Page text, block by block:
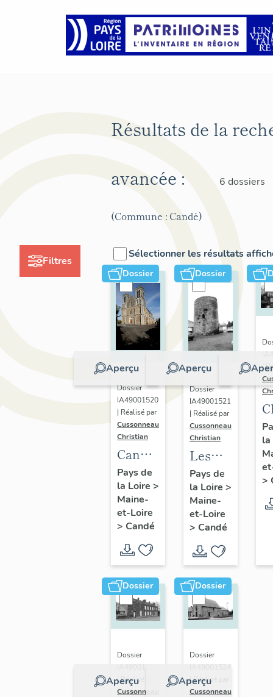
Filtres
Résultats de la
avancée :
6 dossiers
(Commune : Candé)
Sélectionner les résultats
Dossier
Aperçu
Dossier
IA49001520
| Réalisé par
Cussonneau
Christian
Candé
:
présentation
de la
commune
Pays de
la Loire >
Maine-
et-Loire
> Candé
Dossier
Aperçu
Dossier
IA49001521
| Réalisé par
Cussonneau
Christian
Les
moulins
de
Candé
Pays de
la Loire >
Maine-
et-Loire
> Candé
|
2
>
Dossier
Aperçu
Dossier
IA49001522
| Réalisé par
Cussonneau
Dossier
Aperçu
Dossier
IA49001524
| Réalisé par
Cussonneau